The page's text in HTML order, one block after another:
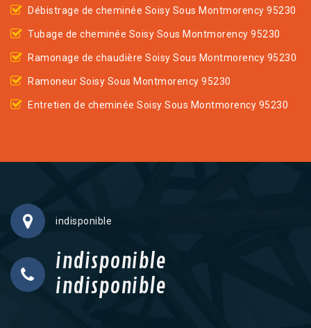
Débistrage de cheminée Soisy Sous Montmorency 95230
Tubage de cheminée Soisy Sous Montmorency 95230
Ramonage de chaudière Soisy Sous Montmorency 95230
Ramoneur Soisy Sous Montmorency 95230
Entretien de cheminée Soisy Sous Montmorency 95230
indisponible
indisponible
indisponible